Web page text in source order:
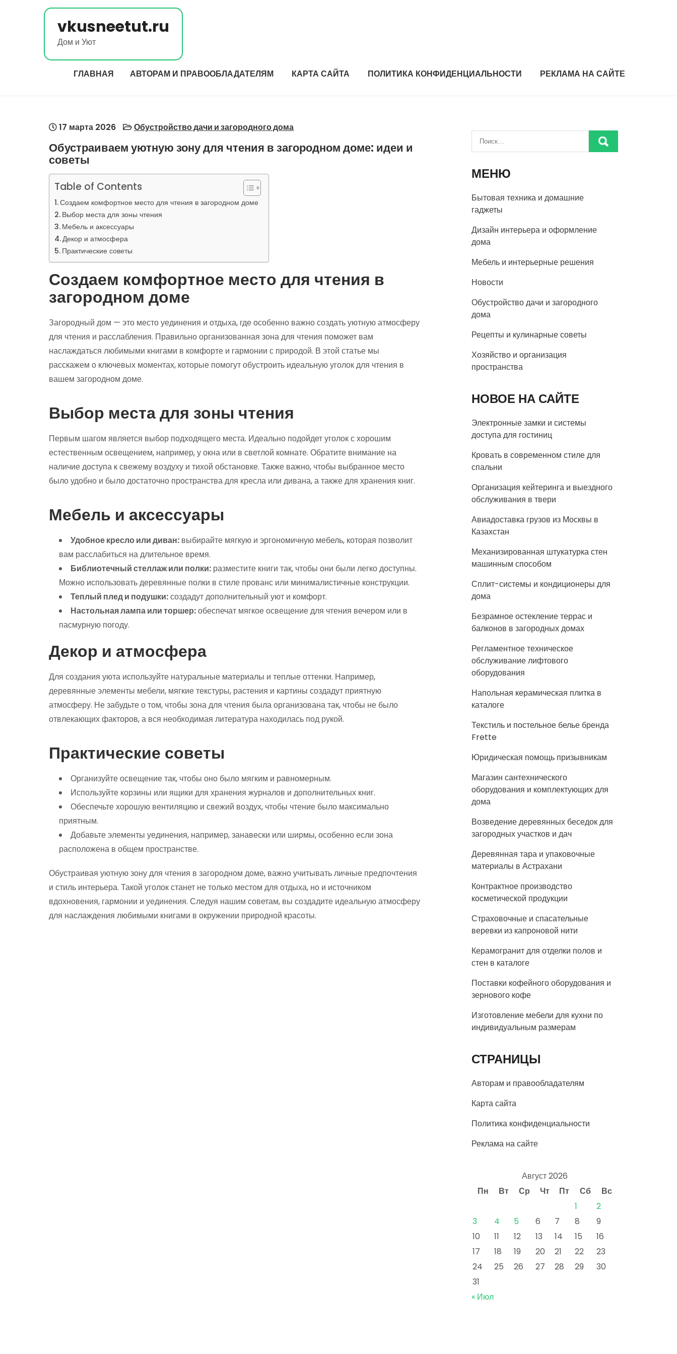
vkusneetut.ru
Дом и Уют
ГЛАВНАЯ АВТОРАМ И ПРАВООБЛАДАТЕЛЯМ КАРТА САЙТА ПОЛИТИКА КОНФИДЕНЦИАЛЬНОСТИ РЕКЛАМА НА САЙТЕ
17 марта 2026 Обустройство дачи и загородного дома
Обустраиваем уютную зону для чтения в загородном доме: идеи и
советы
Table of Contents
Создаем комфортное место для чтения в загородном доме
Выбор места для зоны чтения
Мебель и аксессуары
Декор и атмосфера
Практические советы
Создаем комфортное место для чтения в
загородном доме
Загородный дом — это место уединения и отдыха, где особенно важно создать уютную атмосферу
для чтения и расслабления. Правильно организованная зона для чтения поможет вам
наслаждаться любимыми книгами в комфорте и гармонии с природой. В этой статье мы
расскажем о ключевых моментах, которые помогут обустроить идеальную уголок для чтения в
вашем загородном доме.
Выбор места для зоны чтения
Первым шагом является выбор подходящего места. Идеально подойдет уголок с хорошим
естественным освещением, например, у окна или в светлой комнате. Обратите внимание на
наличие доступа к свежему воздуху и тихой обстановке. Также важно, чтобы выбранное место
было удобно и было достаточно пространства для кресла или дивана, а также для хранения книг.
Мебель и аксессуары
Удобное кресло или диван: выбирайте мягкую и эргономичную мебель, которая позволит
вам расслабиться на длительное время.
Библиотечный стеллаж или полки: разместите книги так, чтобы они были легко доступны.
Можно использовать деревянные полки в стиле прованс или минималистичные конструкции.
Теплый плед и подушки:создадут дополнительный уют и комфорт.
Настольная лампа или торшер:обеспечат мягкое освещение для чтения вечером или в
пасмурную погоду.
Декор и атмосфера
Для создания уюта используйте натуральные материалы и теплые оттенки. Например,
деревянные элементы мебели, мягкие текстуры, растения и картины создадут приятную
атмосферу. Не забудьте о том, чтобы зона для чтения была организована так, чтобы не было
отвлекающих факторов, а вся необходимая литература находилась под рукой.
Практические советы
Организуйте освещение так, чтобы оно было мягким и равномерным.
Используйте корзины или ящики для хранения журналов и дополнительных книг.
Обеспечьте хорошую вентиляцию и свежий воздух, чтобы чтение было максимально
приятным.
Добавьте элементы уединения, например, занавески или ширмы, особенно если зона
расположена в общем пространстве.
Обустраивая уютную зону для чтения в загородном доме, важно учитывать личные предпочтения
и стиль интерьера. Такой уголок станет не только местом для отдыха, но и источником
вдохновения, гармонии и уединения. Следуя нашим советам, вы создадите идеальную атмосферу
для наслаждения любимыми книгами в окружении природной красоты.
МЕНЮ
Бытовая техника и домашние
гаджеты
Дизайн интерьера и оформление
дома
Мебель и интерьерные решения
Новости
Обустройство дачи и загородного
дома
Рецепты и кулинарные советы
Хозяйство и организация
пространства
НОВОЕ НА САЙТЕ
Электронные замки и системы
доступа для гостиниц
Кровать в современном стиле для
спальни
Организация кейтеринга и выездного
обслуживания в твери
Авиадоставка грузов из Москвы в
Казахстан
Механизированная штукатурка стен
машинным способом
Сплит-системы и кондиционеры для
дома
Безрамное остекление террас и
балконов в загородных домах
Регламентное техническое
обслуживание лифтового
оборудования
Напольная керамическая плитка в
каталоге
Текстиль и постельное белье бренда
Frette
Юридическая помощь призывникам
Магазин сантехнического
оборудования и комплектующих для
дома
Возведение деревянных беседок для
загородных участков и дач
Деревянная тара и упаковочные
материалы в Астрахани
Контрактное производство
косметической продукции
Страховочные и спасательные
веревки из капроновой нити
Керамогранит для отделки полов и
стен в каталоге
Поставки кофейного оборудования и
зернового кофе
Изготовление мебели для кухни по
индивидуальным размерам
СТРАНИЦЫ
Авторам и правообладателям
Карта сайта
Политика конфиденциальности
Реклама на сайте
Август 2026
Пн
Вт Ср Чт Пт Сб
Вс
1
2
3
4 5 6 7 8
9
10
11 12 13 14 15
16
17
18 19 20 21 22
23
24
25 26 27 28 29
30
31
« Июл